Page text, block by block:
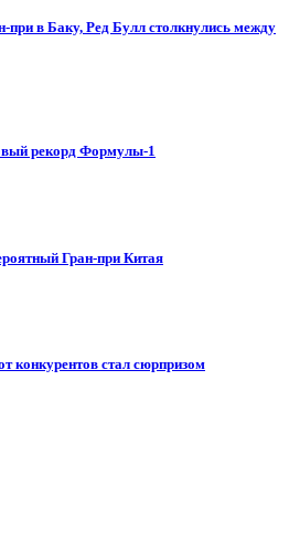
при в Баку, Ред Булл столкнулись между
рекорд Формулы-1
Гран-при Китая
конкурентов стал сюрпризом